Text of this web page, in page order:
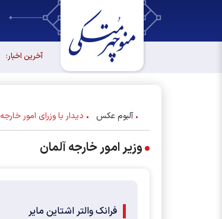
آخرین اخبار:
آلبوم عکس دیدار با وزرای امور خارجه
وزیر امور خارجه آلمان
فرانک والتر اشتاین مایر